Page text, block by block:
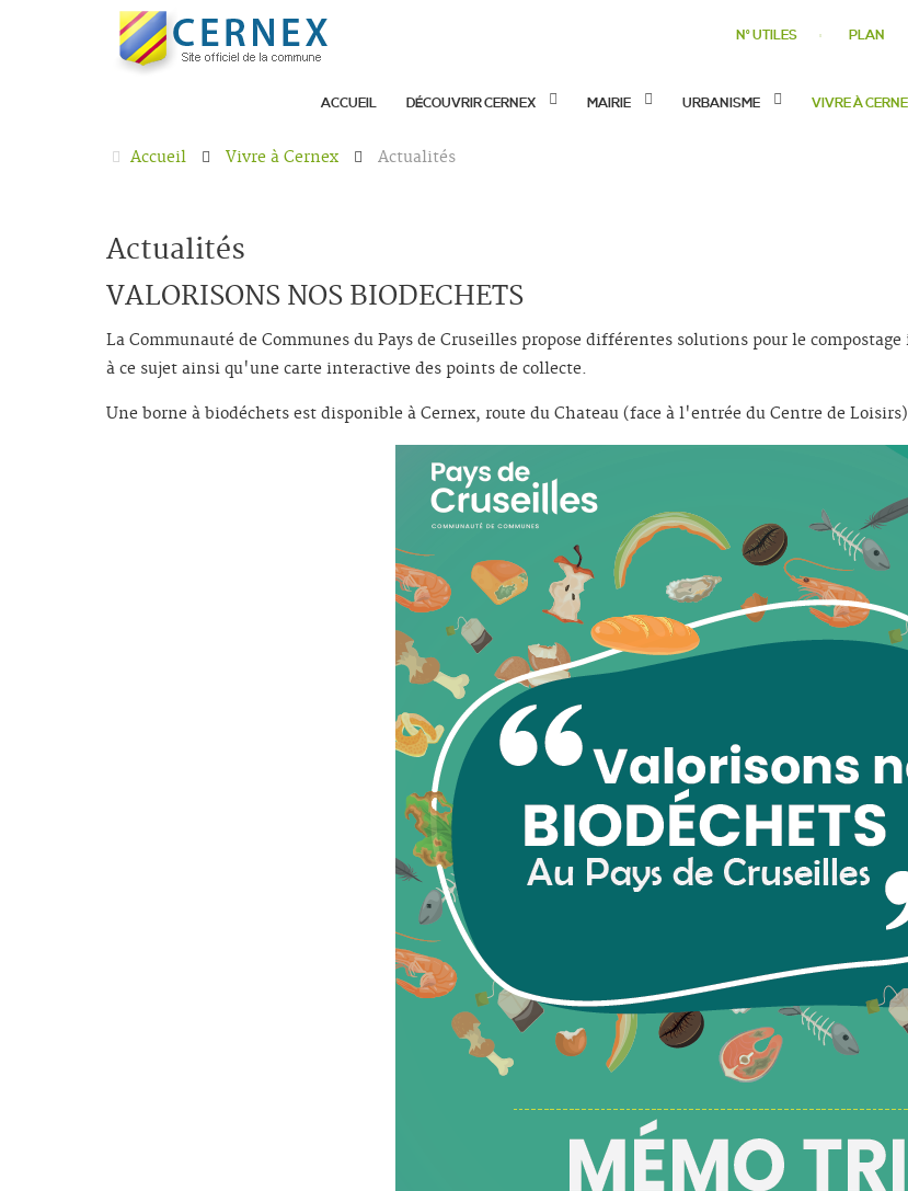
N° UTILES PLAN
ACCUEIL DÉCOUVRIR CERNEX MAIRIE URBANISME VIVRE À
Accueil Vivre à Cernex Actualités
Actualités
VALORISONS NOS BIODECHETS
La Communauté de Communes du Pays de Cruseilles propose différentes solutions pour le
à ce sujet ainsi qu'une carte interactive des points de collecte.
Une borne à biodéchets est disponible à Cernex, route du Chateau (face à l'entrée du Centre de Loisirs)